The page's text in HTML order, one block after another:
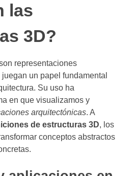
las
3D?
representaciones
un papel fundamental
Su uso ha
en que visualizamos y
arquitectónicas. A
de estructuras 3D, los
conceptos abstractos